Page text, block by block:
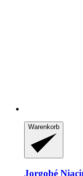
Warenkorb
Jorgobé